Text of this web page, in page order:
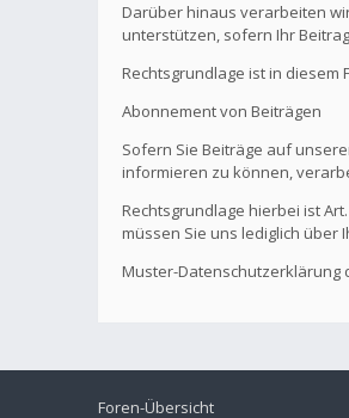
Darüber hinaus verarbeiten
unterstützen, sofern Ihr
Rechtsgrundlage ist in diesem
Abonnement von Beiträgen
Sofern Sie Beiträge auf
informieren zu können,
Rechtsgrundlage hierbei ist
müssen Sie uns lediglich über
Muster-Datenschutzerklärung
Foren-Übersicht